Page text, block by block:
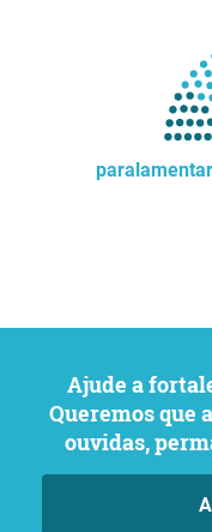
Ajude a fortalecer a participação cívica.
Queremos que
ouvidas,